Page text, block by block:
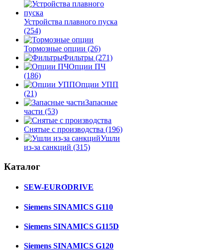
Устройства плавного пуска
(254)
Тормозные опции (26)
Фильтры (271)
Опции ПЧ
(186)
Опции УПП
(21)
Запасные
части (53)
Снятые с производства (196)
Ушли
из-за санкций (315)
Каталог
SEW-EURODRIVE
Siemens SINAMICS G110
Siemens SINAMICS G115D
Siemens SINAMICS G120